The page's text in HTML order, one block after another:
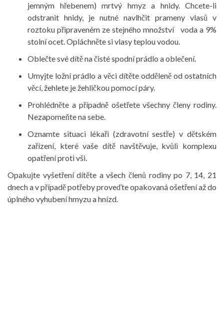
jemným hřebenem) mrtvý hmyz a hnidy. Chcete-li
odstranit hnidy, je nutné navlhčit prameny vlasů v
roztoku připraveném ze stejného množství voda a 9%
stolní ocet. Opláchněte si vlasy teplou vodou.
Oblečte své dítě na čisté spodní prádlo a oblečení.
Umyjte ložní prádlo a věci dítěte odděleně od ostatních
věcí, žehlete je žehličkou pomocí páry.
Prohlédněte a případně ošetřete všechny členy rodiny.
Nezapomeňte na sebe.
Oznamte situaci lékaři (zdravotní sestře) v dětském
zařízení, které vaše dítě navštěvuje, kvůli komplexu
opatření proti vši.
Opakujte vyšetření dítěte a všech členů rodiny po 7, 14, 21
dnech a v případě potřeby proveďte opakovaná ošetření až do
úplného vyhubení hmyzu a hnízd.